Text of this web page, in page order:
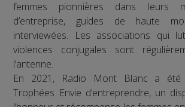
femmes pionnières dans leurs
d’entreprise, guides de haute
interviewées. Les associations qui
violences conjugales sont
l’antenne.
En 2021, Radio Mont Blanc a été
Trophées Envie d’entreprendre, un